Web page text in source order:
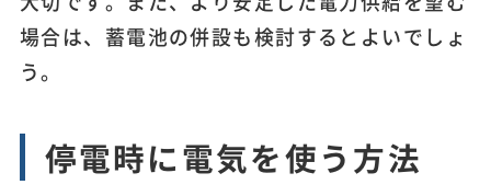
場合は、蓄電池の併設も検討するとよいでしょ
う。
停電時に電気を使う方法